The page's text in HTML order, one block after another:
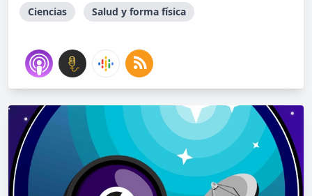
Ciencias Salud y forma física